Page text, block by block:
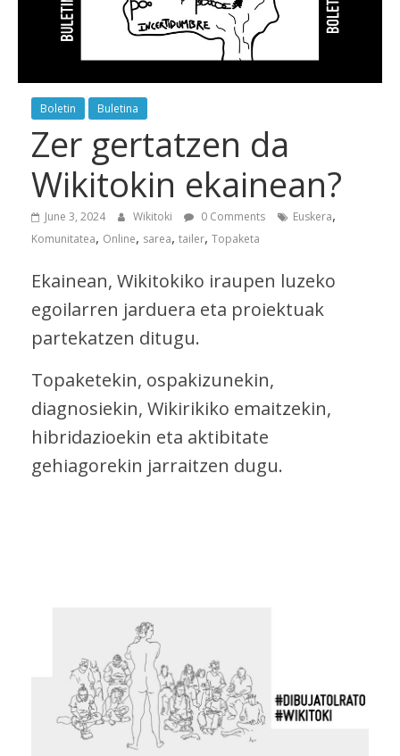
Boletin Buletina
Zer gertatzen da
Wikitokin ekainean?
June 3, 2024 Wikitoki 0 Comments Euskera,
Komunitatea, Online, sarea, tailer, Topaketa
Ekainean, Wikitokiko iraupen luzeko
egoilarren jarduera eta proiektuak
partekatzen ditugu.
Topaketekin, ospakizunekin,
diagnosiekin, Wikirikiko emaitzekin,
hibridazioekin eta aktibitate
gehiagorekin jarraitzen dugu.